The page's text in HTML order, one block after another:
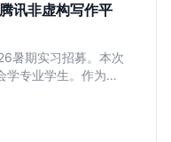
讯非虚构写作平
暑期实习招募。本次
专业学生。作为深
供独立发稿机会与